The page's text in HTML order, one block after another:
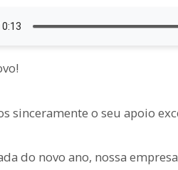
sinceramente o seu apoio
do novo ano, nossa